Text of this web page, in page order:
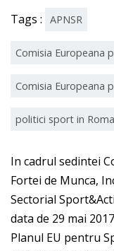
Tags : APNSR
Comisia Europeana
Comisia Europeana
politici sport in
In cadrul sedintei
Fortei de Munca,
Sectorial
data de 29 mai
Planul EU pentru